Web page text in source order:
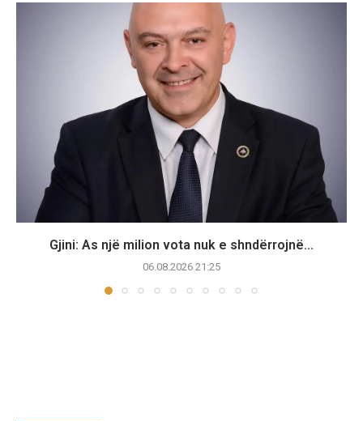
Gjini: As një milion vota nuk e shndërrojnë...
06.08.2026 21:25